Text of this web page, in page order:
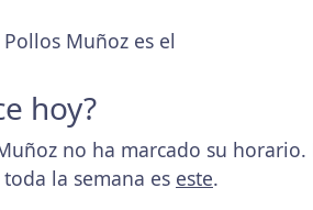
Muñoz es el
hoy?
no ha marcado su
la semana es este.